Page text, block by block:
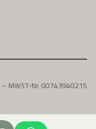
MWST-Nr. 00743940215